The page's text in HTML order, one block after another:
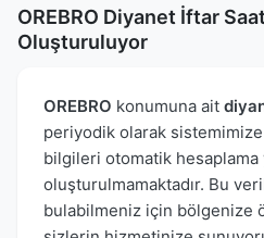
OREBRO Diyanet İftar
Oluşturuluyor
OREBRO konumuna ait
periyodik olarak sistemimize
bilgileri otomatik
oluşturulmamaktadır. Bu
bulabilmeniz için bölgenize